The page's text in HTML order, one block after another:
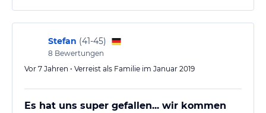
Stefan (41-45)
8 Bewertungen
Vor 7 Jahren • Verreist als Familie im Januar 2019
Es hat uns super gefallen... wir kommen